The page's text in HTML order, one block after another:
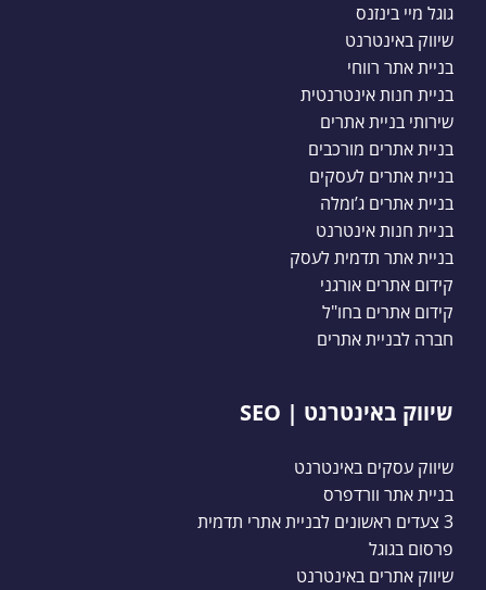
גוגל מיי בינזנס
שיווק באינטרנט
בניית אתר רווחי
בניית חנות אינטרנטית
שירותי בניית אתרים
בניית אתרים מורכבים
בניית אתרים לעסקים
בניית אתרים ג’ומלה
בניית חנות אינטרנט
בניית אתר תדמית לעסק
קידום אתרים אורגני
קידום אתרים בחו"ל
חברה לבניית אתרים
שיווק באינטרנט | SEO
שיווק עסקים באינטרנט
בניית אתר וורדפרס
3 צעדים ראשונים לבניית אתרי תדמית
פרסום בגוגל
שיווק אתרים באינטרנט